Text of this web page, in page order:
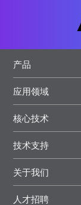
产品
应用领域
核心技术
技术支持
关于我们
人才招聘